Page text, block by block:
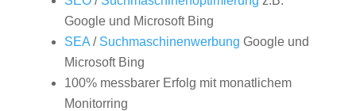
Google und Microsoft Bing
SEA/ Suchmaschinenwerbung Google und
Microsoft Bing
100% messbarer Erfolg mit monatlichem
Monitorring